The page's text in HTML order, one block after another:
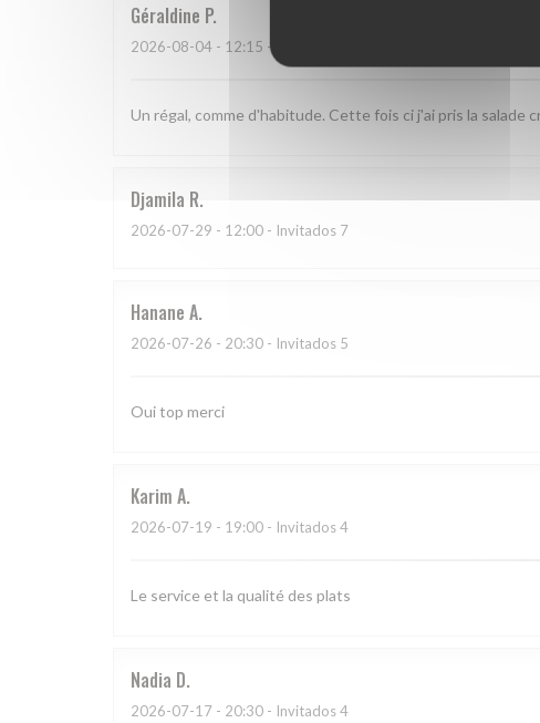
Géraldine P
2026-08-04 - 12:15 - Invitados 2
Un régal, comme d'habitude. Cette fois ci j'ai pris la salade
Djamila R
2026-07-29 - 12:00 - Invitados 7
Hanane A
2026-07-26 - 20:30 - Invitados 5
Oui top merci
Karim A
2026-07-19 - 19:00 - Invitados 4
Le service et la qualité des plats
Nadia D
2026-07-17 - 20:30 - Invitados 4